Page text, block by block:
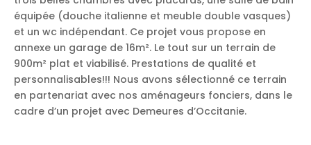
équipée (douche italienne et meuble double vasques)
et un wc indépendant. Ce projet vous propose en
annexe un garage de 16m². Le tout sur un terrain de
900m² plat et viabilisé. Prestations de qualité et
personnalisables!!! Nous avons sélectionné ce terrain
en partenariat avec nos aménageurs fonciers, dans le
cadre d’un projet avec Demeures d’Occitanie.